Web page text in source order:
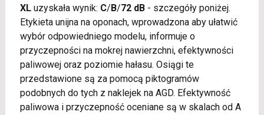
XLuzyskała wynik: C/B/72 dB- szczegóły poniżej.
Etykieta unijna na oponach, wprowadzona aby ułatwić
wybór odpowiedniego modelu, informuje o
przyczepności na mokrej nawierzchni, efektywności
paliwowej oraz poziomie hałasu. Osiągi te
przedstawione są za pomocą piktogramów
podobnych do tych z naklejek na AGD. Efektywność
paliwowa i przyczepność oceniane są w skalach od A